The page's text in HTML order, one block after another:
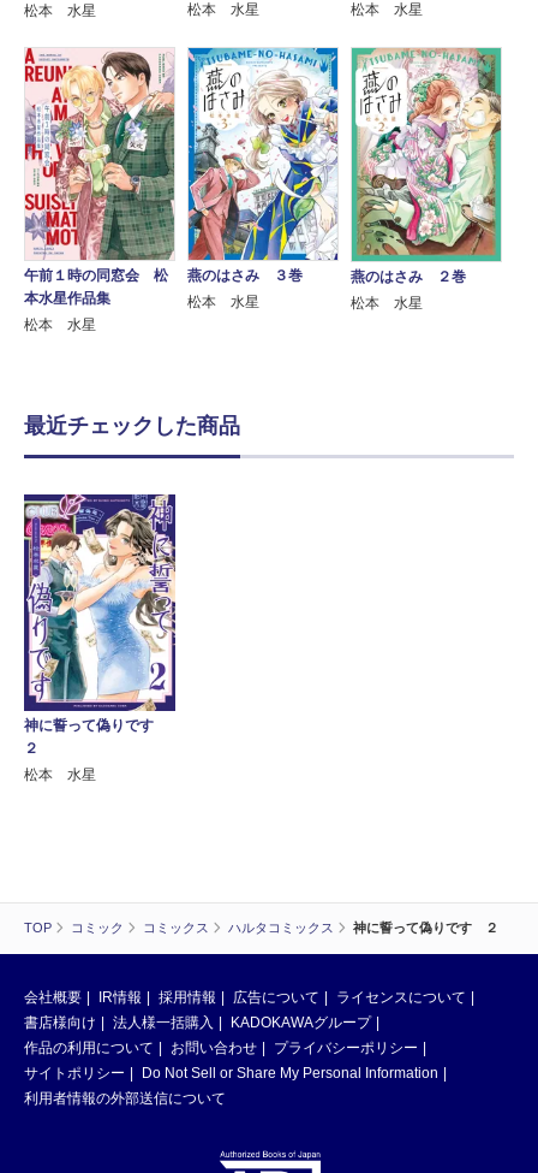
TOP コミック コミックス ハルタコミックス 神に誓って偽りです ２
松本 水星
松本 水星
松本 水星
午前１時の同窓会 松
本水星作品集
松本 水星
燕のはさみ ３巻
松本 水星
燕のはさみ ２巻
松本 水星
最近チェックした商品
神に誓って偽りです
２
松本 水星
会社概要 IR情報 採用情報 広告について
ライセンスについて
書店様向け
法人様一括購入
KADOKAWAグループ
作品の利用について
お問い合わせ
プライバシーポリシー
サイトポリシー
Do Not Sell or Share My Personal Information
利用者情報の外部送信について